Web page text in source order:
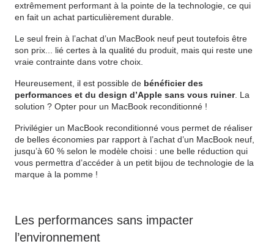
extrêmement performant à la pointe de la technologie, ce qui
en fait un achat particulièrement durable.
Le seul frein à l’achat d’un MacBook neuf peut toutefois être
son prix... lié certes à la qualité du produit, mais qui reste une
vraie contrainte dans votre choix.
Heureusement, il est possible de bénéficier des
performances et du design d’Apple sans vous ruiner. La
solution ? Opter pour un MacBook reconditionné !
Privilégier un MacBook reconditionné vous permet de réaliser
de belles économies par rapport à l’achat d’un MacBook neuf,
jusqu’à 60 % selon le modèle choisi : une belle réduction qui
vous permettra d’accéder à un petit bijou de technologie de la
marque à la pomme !
Les performances sans impacter
l’environnement